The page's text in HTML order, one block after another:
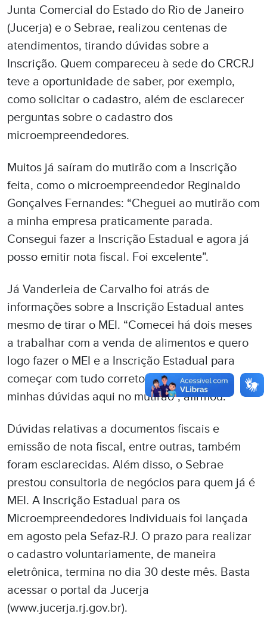
Junta Comercial do Estado do Rio de Janeiro
(Jucerja) e o Sebrae, realizou centenas de
atendimentos, tirando dúvidas sobre a
Inscrição. Quem compareceu à sede do CRCRJ
teve a oportunidade de saber, por exemplo,
como solicitar o cadastro, além de esclarecer
perguntas sobre o cadastro dos
microempreendedores.
Muitos já saíram do mutirão com a Inscrição
feita, como o microempreendedor Reginaldo
Gonçalves Fernandes: “Cheguei ao mutirão com
a minha empresa praticamente parada.
Consegui fazer a Inscrição Estadual e agora já
posso emitir nota fiscal. Foi excelente”.
Já Vanderleia de Carvalho foi atrás de
informações sobre a Inscrição Estadual antes
mesmo de tirar o MEI. “Comecei há dois meses
a trabalhar com a venda de alimentos e quero
logo fazer o MEI e a Inscrição Estadual para
começar com tudo correto. Tirei todas as
minhas dúvidas aqui no mutirão”, afirmou.
Dúvidas relativas a documentos fiscais e
emissão de nota fiscal, entre outras, também
foram esclarecidas. Além disso, o Sebrae
prestou consultoria de negócios para quem já é
MEI. A Inscrição Estadual para os
Microempreendedores Individuais foi lançada
em agosto pela Sefaz-RJ. O prazo para realizar
o cadastro voluntariamente, de maneira
eletrônica, termina no dia 30 deste mês. Basta
acessar o portal da Jucerja
(www.jucerja.rj.gov.br).